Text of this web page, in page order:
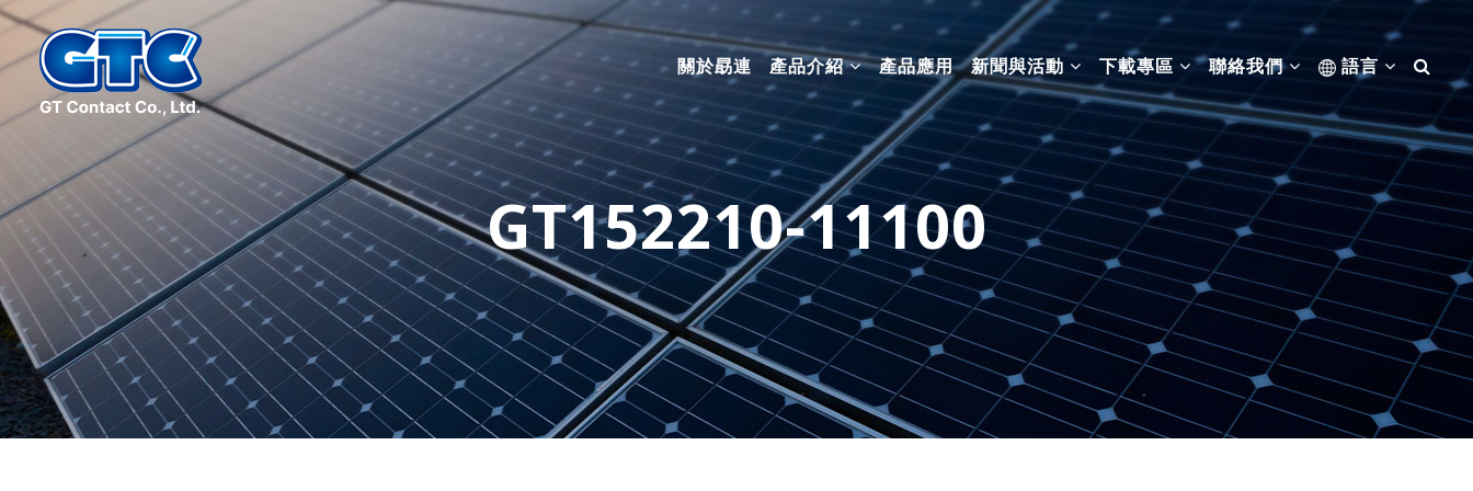
關於勗連 產品介紹 產品應用 新聞與活動 下載專區 聯絡我們 語言
GT152210-11100